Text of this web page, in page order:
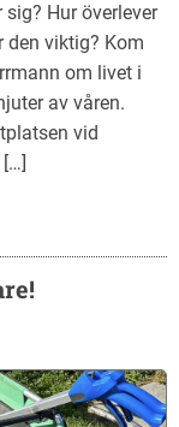
Hur överlever
den viktig? Kom
om livet i
av våren.
vid